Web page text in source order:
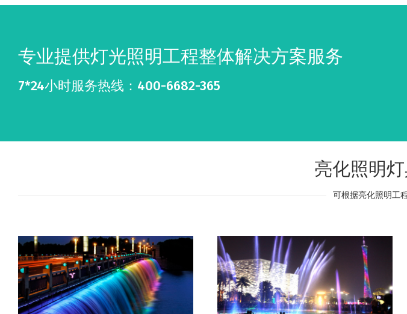
专业提供灯光照明工程整体解决方案服务
7*24小时服务热线：400-6682-365
亮化照明
可根据亮化照明工